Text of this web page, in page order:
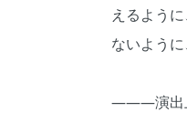
えるよう
ないよう
―――演出